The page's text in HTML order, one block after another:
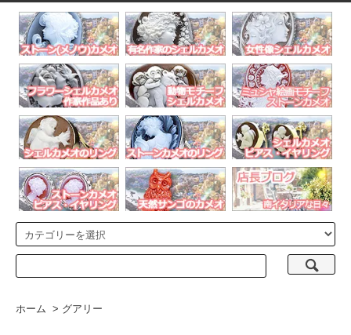
ホーム > グアリー